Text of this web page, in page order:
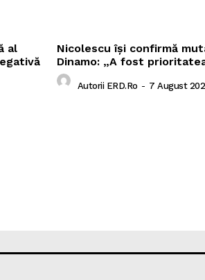
al
Nicolescu își confirmă
Dinamo: „A fost
Autorii ERD.ro - 7 August